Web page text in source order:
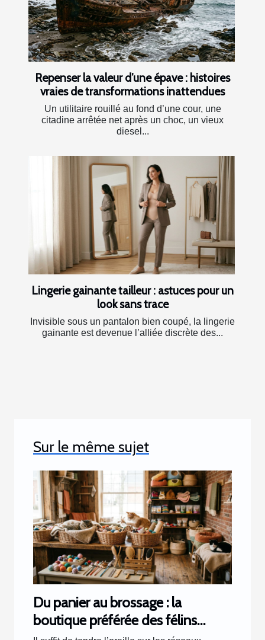
Repenser la valeur d’une épave : histoires
vraies de transformations inattendues
Un utilitaire rouillé au fond d’une cour, une
citadine arrêtée net après un choc, un vieux
diesel...
Lingerie gainante tailleur : astuces pour un
look sans trace
Invisible sous un pantalon bien coupé, la lingerie
gainante est devenue l’alliée discrète des...
Sur le même sujet
Du panier au brossage : la
boutique préférée des félins